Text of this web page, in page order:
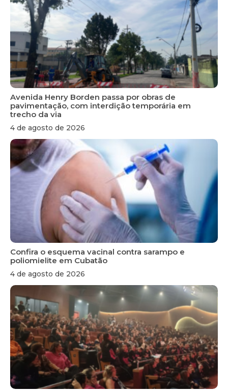
Avenida Henry Borden passa por obras de
pavimentação, com interdição temporária em
trecho da via
4 de agosto de 2026
Confira o esquema vacinal contra sarampo e
poliomielite em Cubatão
4 de agosto de 2026